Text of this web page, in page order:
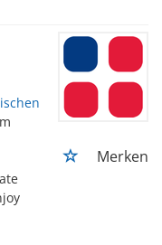
Merken